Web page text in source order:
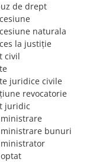
de drept
naturala
la justiție
civil
juridice civile
revocatorie
juridic
bunuri